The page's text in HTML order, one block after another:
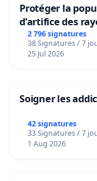
Protéger la
d’artifice des
2 796 signatures
38 Signatures / 7
25 Jul 2026
Soigner les
42 signatures
33 Signatures / 7
1 Aug 2026